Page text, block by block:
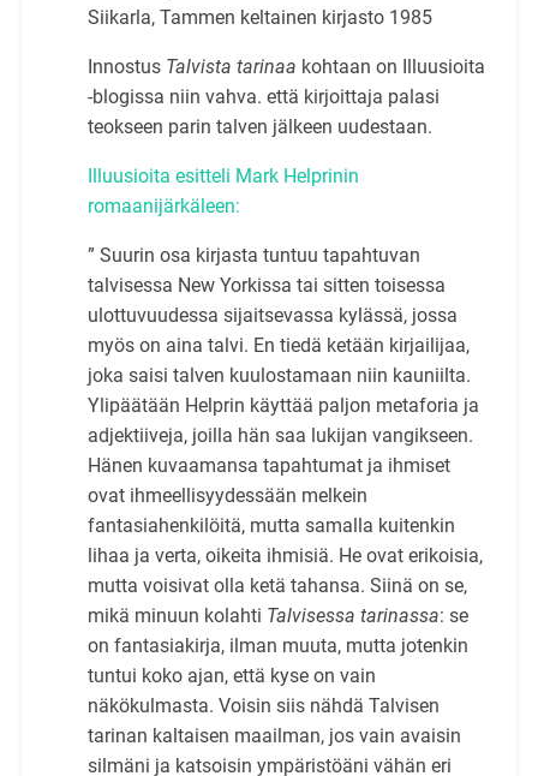
Siikarla, Tammen keltainen kirjasto 1985
Innostus Talvista tarinaa kohtaan on Illuusioita
-blogissa niin vahva. että kirjoittaja palasi
teokseen parin talven jälkeen uudestaan.
Illuusioita esitteli Mark Helprinin
romaanijärkäleen:
” Suurin osa kirjasta tuntuu tapahtuvan
talvisessa New Yorkissa tai sitten toisessa
ulottuvuudessa sijaitsevassa kylässä, jossa
myös on aina talvi. En tiedä ketään kirjailijaa,
joka saisi talven kuulostamaan niin kauniilta.
Ylipäätään Helprin käyttää paljon metaforia ja
adjektiiveja, joilla hän saa lukijan vangikseen.
Hänen kuvaamansa tapahtumat ja ihmiset
ovat ihmeellisyydessään melkein
fantasiahenkilöitä, mutta samalla kuitenkin
lihaa ja verta, oikeita ihmisiä. He ovat erikoisia,
mutta voisivat olla ketä tahansa. Siinä on se,
mikä minuun kolahti Talvisessa tarinassa: se
on fantasiakirja, ilman muuta, mutta jotenkin
tuntui koko ajan, että kyse on vain
näkökulmasta. Voisin siis nähdä Talvisen
tarinan kaltaisen maailman, jos vain avaisin
silmäni ja katsoisin ympäristöäni vähän eri